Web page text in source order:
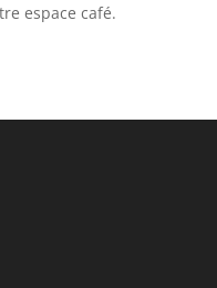
espace café.